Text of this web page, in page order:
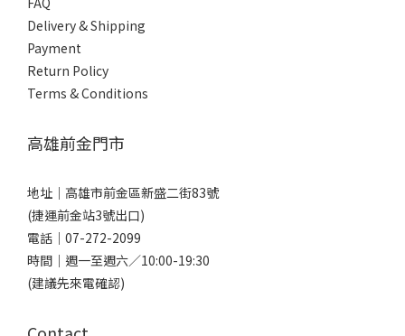
Delivery & Shipping
Payment
Return Policy
Terms & Conditions
高雄前金門市
地址｜ 高雄市前金區新盛二街83號
(捷運前金站3號出口)
電話｜ 07-272-2099
時間｜週一至週六／10:00-19:30
(建議先來電確認)